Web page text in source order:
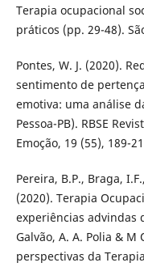
Terapia ocupacional
práticos (pp. 29-48).
Pontes, W. J. (2020).
sentimento de
emotiva: uma análise
Pessoa-PB). RBSE
Emoção, 19 (55), 189-
Pereira, B.P., Braga,
(2020). Terapia
experiências advindas
Galvão, A. A. Polia & M
perspectivas da